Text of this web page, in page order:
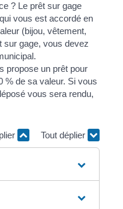
? Le prêt sur gage
vous est accordé en
(bijou, vêtement,
sur gage, vous devez
propose un prêt pour
% de sa valeur. Si vous
vous sera rendu,
Tout déplier